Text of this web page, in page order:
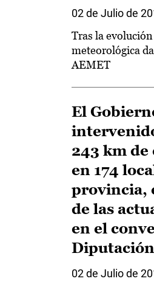
02 de Julio de
Tras la
meteorológica
AEMET
El
243 km
en 174
provincia,
de las
en el
Diputación
02 de Julio de